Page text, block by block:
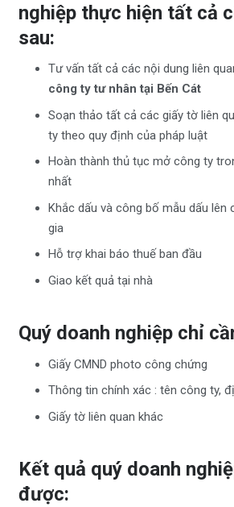
nghiệp thực hiện tất cả
sau:
Tư vấn tất cả các nội dung liên
công ty tư nhân tại Bến Cát
Soạn thảo tất cả các giấy tờ liên
ty theo quy định của pháp luật
Hoàn thành thủ tục mở công ty
nhất
Khắc dấu và công bố mẫu dấu lên
gia
Hỗ trợ khai báo thuế ban đầu
Giao kết quả tại nhà
Quý doanh nghiệp chỉ
Giấy CMND photo công chứng
Thông tin chính xác : tên công ty,
Giấy tờ liên quan khác
Kết quả quý doanh
được: